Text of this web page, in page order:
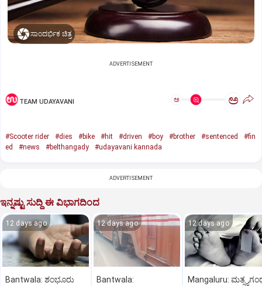
ಸಾಂದರ್ಭಿಕ ಚಿತ್ರ
ADVERTISEMENT
TEAM UDAYAVANI ಅ ಅ
#Scooter rider #dies #bike #hit #driven #boy #brother #sentenced
#fin
ed
#news #belthangady #udayavani kannada
ADVERTISEMENT
ಇನ್ನಷ್ಟು ಸುದ್ದಿ ಈ ವಿಭಾಗದಿಂದ
12 days ago
Bantwala: ಶಂಭೂರು
12 days ago
Bantwala:
12 days ago
Mangaluru: